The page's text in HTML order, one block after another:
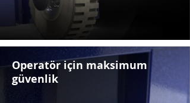
Operatör için maksimum
güvenlik